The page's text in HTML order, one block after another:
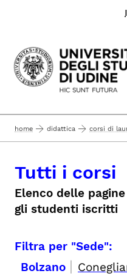
Passa al
home didattica corsi di
Tutti i corsi
Elenco delle
gli studenti iscritti
Filtra per "Sede":
Bolzano |